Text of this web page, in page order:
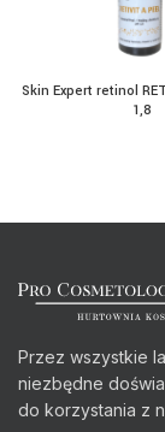
Skin Expert retinol
1,8
Przez wszystkie
niezbędne
do korzystania z